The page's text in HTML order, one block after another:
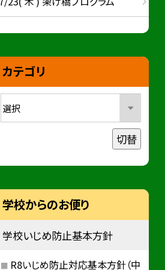
カテゴリ
切替
学校からのお便り
学校いじめ防止基本方針
R8いじめ防止対応基本方針（中